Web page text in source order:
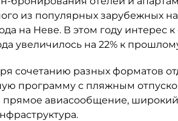
из популярных зарубежных
на Неве. В этом году интерес
увеличилось на 22% к
сочетанию разных форматов
программу с пляжным
прямое авиасообщение,